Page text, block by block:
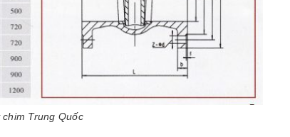
Trung Quốc